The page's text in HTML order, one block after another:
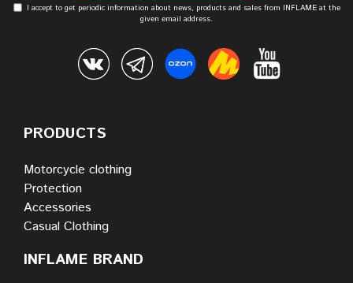
I accept to get periodic information about news, products and sales from INFLAME at the
given email address.
PRODUCTS
Motorcycle clothing
Protection
Accessories
Casual Clothing
INFLAME BRAND